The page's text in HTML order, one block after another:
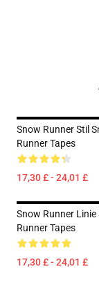
Snow Runner Stil
Runner Tapes
17,30 £ - 24,01 £
Snow Runner Linie
Runner Tapes
17,30 £ - 24,01 £